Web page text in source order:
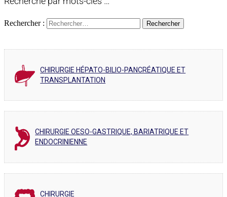
Rechercher :
CHIRURGIE HÉPATO-BILIO-PANCRÉATIQUE ET
TRANSPLANTATION
CHIRURGIE OESO-GASTRIQUE, BARIATRIQUE ET
ENDOCRINIENNE
CHIRURGIE